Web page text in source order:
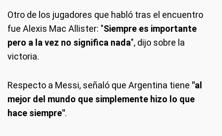
Otro de los jugadores que habló tras el encuentro
fue Alexis Mac Allister: "Siempre es importante
pero a la vez no significa nada", dijo sobre la
victoria.
Respecto a Messi, señaló que Argentina tiene "al
mejor del mundo que simplemente hizo lo que
hace siempre".